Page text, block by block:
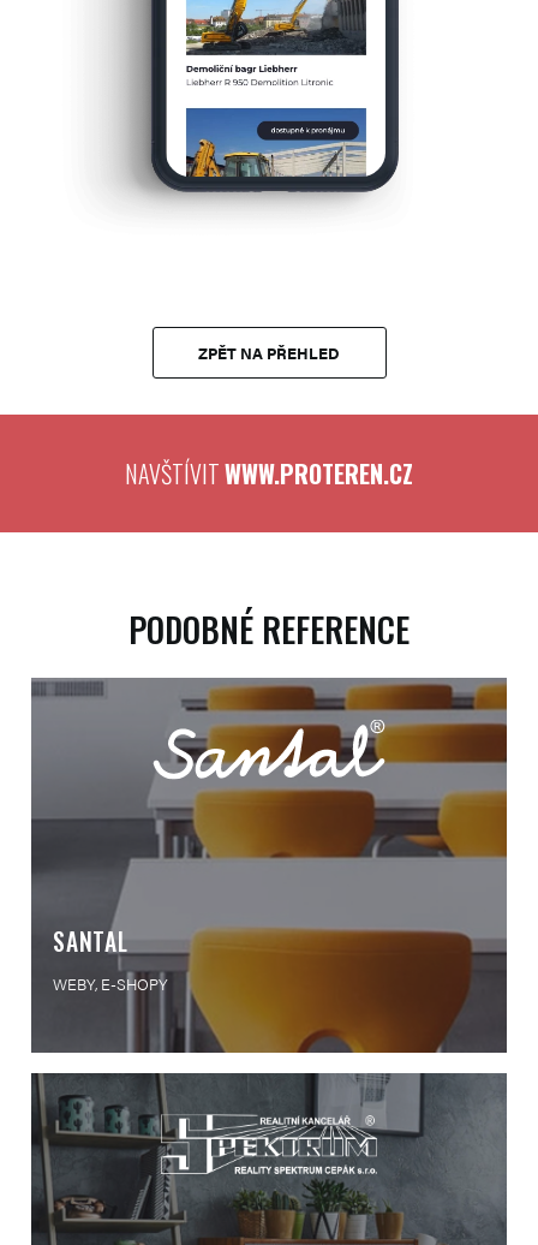
ZPĚT NA PŘEHLED
NAVŠTÍVITWWW.PROTEREN.CZ
PODOBNÉ REFERENCE
SANTAL
WEBY, E-SHOPY